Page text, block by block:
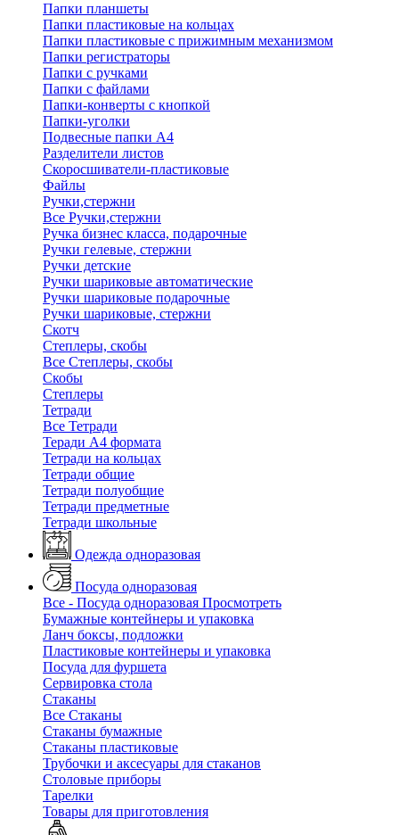
Папки планшеты
Папки пластиковые на кольцах
Папки пластиковые с прижимным механизмом
Папки регистраторы
Папки с ручками
Папки с файлами
Папки-конверты с кнопкой
Папки-уголки
Подвесные папки А4
Разделители листов
Скоросшиватели-пластиковые
Файлы
Ручки,стержни
Все Ручки,стержни
Ручка бизнес класса, подарочные
Ручки гелевые, стержни
Ручки детские
Ручки шариковые автоматические
Ручки шариковые подарочные
Ручки шариковые, стержни
Скотч
Степлеры, скобы
Все Степлеры, скобы
Скобы
Степлеры
Тетради
Все Тетради
Теради А4 формата
Тетради на кольцах
Тетради общие
Тетради полуобщие
Тетради предметные
Тетради школьные
Одежда одноразовая
Посуда одноразовая
Все - Посуда одноразовая Просмотреть
Бумажные контейнеры и упаковка
Ланч боксы, подложки
Пластиковые контейнеры и упаковка
Посуда для фуршета
Сервировка стола
Стаканы
Все Стаканы
Стаканы бумажные
Стаканы пластиковые
Трубочки и аксесуары для стаканов
Столовые приборы
Тарелки
Товары для приготовления